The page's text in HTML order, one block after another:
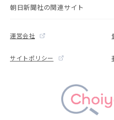
朝日新聞社の関連サイト
運営会社
サイトポリシー